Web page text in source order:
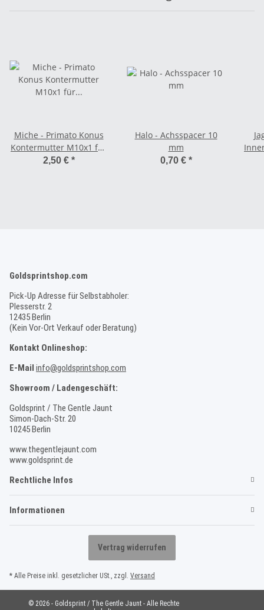
Miche - Primato Konus
Kontermutter M10x1 für
Hinterradachse
2,50 € *
Halo - Achsspacer 10
mm
0,70 € *
Goldsprintshop.com
Pick-Up Adresse für Selbstabholer:
Plesserstr. 2
12435 Berlin
(Kein Vor-Ort Verkauf oder Beratung)
Kontakt Onlineshop:
E-Mail info@goldsprintshop.com
Showroom / Ladengeschäft:
Goldsprint / The Gentle Jaunt
Simon-Dach-Str. 20
10245 Berlin
www.thegentlejaunt.com
www.goldsprint.de
Rechtliche Infos
Informationen
Vertrag widerrufen
* Alle Preise inkl. gesetzlicher USt., zzgl. Versand
© 2026 - Goldsprint / The Gentle Jaunt - Alle Rechte